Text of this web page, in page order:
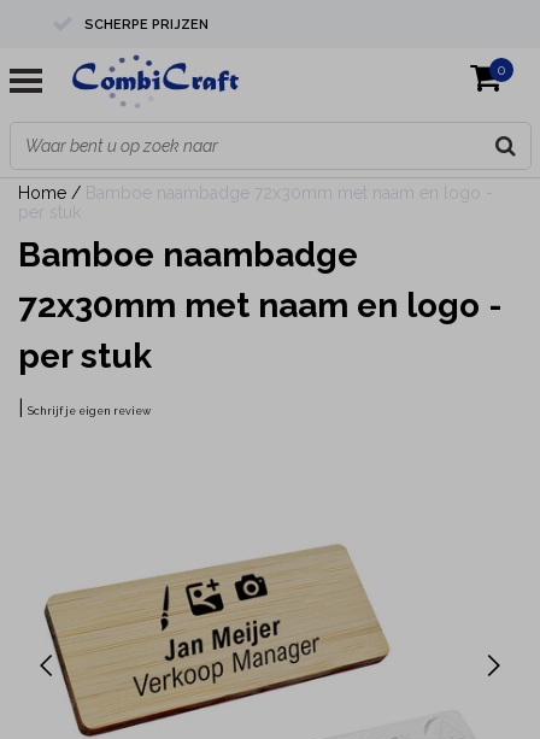
SCHERPE PRIJZEN
PROFESSIONELE KWALITEIT
EXPERTS IN MAATWERK
0
Home / Bamboe naambadge 72x30mm met naam en logo -
per stuk
Bamboe naambadge
72x30mm met naam en logo -
per stuk
Schrijf je eigen review